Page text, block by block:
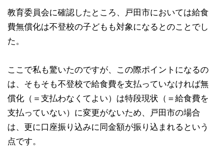
教育委員会に確認したところ、戸田市においては給食
費無償化は不登校の子どもも対象になるとのことでし
た。
ここで私も驚いたのですが、この際ポイントになるの
は、そもそも不登校で給食費を支払っていなければ無
償化（＝支払わなくてよい）は特段現状（＝給食費を
支払っていない）に変更がないため、戸田市の場合
は、更に口座振り込みに同金額が振り込まれるという
点です。